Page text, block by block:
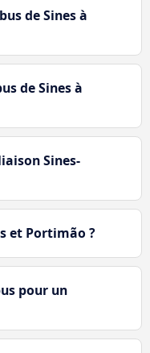
de Sines à
de Sines à
Sines-
et Portimão ?
pour un